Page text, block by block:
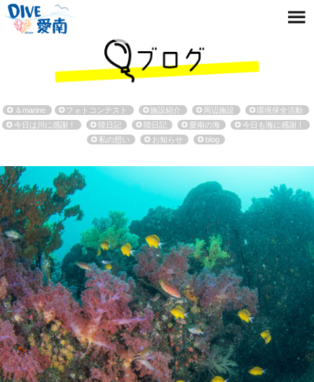
＆marine フォトコンテスト 施設紹介 周辺施設
環境保全活動
今日は川に感謝！
陸日記 陸日記 愛南の海
今日も海に感謝！
私の想い
お知らせ blog